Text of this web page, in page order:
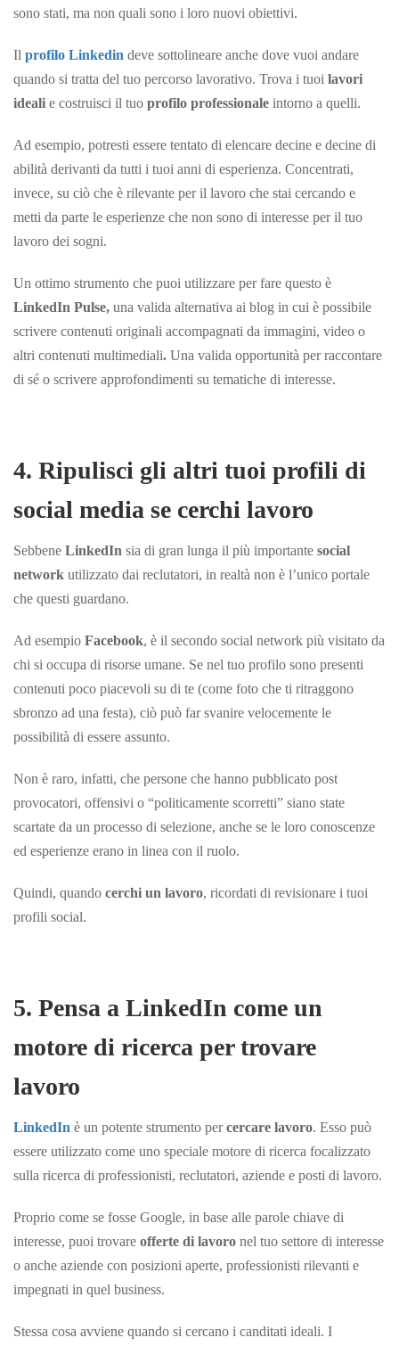
sono stati, ma non quali sono i loro nuovi obiettivi.
Il profilo Linkedin deve sottolineare anche dove vuoi andare
quando si tratta del tuo percorso lavorativo. Trova i tuoi lavori
ideali e costruisci il tuo profilo professionale intorno a quelli.
Ad esempio, potresti essere tentato di elencare decine e decine di
abilità derivanti da tutti i tuoi anni di esperienza. Concentrati,
invece, su ciò che è rilevante per il lavoro che stai cercando e
metti da parte le esperienze che non sono di interesse per il tuo
lavoro dei sogni.
Un ottimo strumento che puoi utilizzare per fare questo è
LinkedIn Pulse, una valida alternativa ai blog in cui è possibile
scrivere contenuti originali accompagnati da immagini, video o
altri contenuti multimediali. Una valida opportunità per raccontare
di sé o scrivere approfondimenti su tematiche di interesse.
4. Ripulisci gli altri tuoi profili di
social media se cerchi lavoro
Sebbene LinkedIn sia di gran lunga il più importante social
network utilizzato dai reclutatori, in realtà non è l’unico portale
che questi guardano.
Ad esempio Facebook, è il secondo social network più visitato da
chi si occupa di risorse umane. Se nel tuo profilo sono presenti
contenuti poco piacevoli su di te (come foto che ti ritraggono
sbronzo ad una festa), ciò può far svanire velocemente le
possibilità di essere assunto.
Non è raro, infatti, che persone che hanno pubblicato post
provocatori, offensivi o “politicamente scorretti” siano state
scartate da un processo di selezione, anche se le loro conoscenze
ed esperienze erano in linea con il ruolo.
Quindi, quando cerchi un lavoro, ricordati di revisionare i tuoi
profili social.
5. Pensa a LinkedIn come un
motore di ricerca per trovare
lavoro
LinkedIn è un potente strumento percercare lavoro. Esso può
essere utilizzato come uno speciale motore di ricerca focalizzato
sulla ricerca di professionisti, reclutatori, aziende e posti di lavoro.
Proprio come se fosse Google, in base alle parole chiave di
interesse, puoi trovare offerte di lavoro nel tuo settore di interesse
o anche aziende con posizioni aperte, professionisti rilevanti e
impegnati in quel business.
Stessa cosa avviene quando si cercano i canditati ideali. I